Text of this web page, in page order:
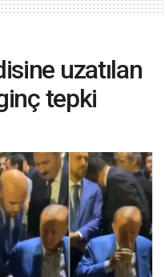
uzatılan
tepki